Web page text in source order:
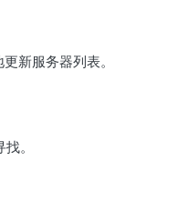
新服务器列表。
。